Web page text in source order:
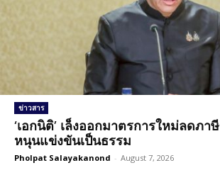
ข่าวสาร
‘เอกนิติ’ เล็งออกมาตรการใหม่ลดภ
หนุนแข่งขันเป็นธรรม
Pholpat Salayakanond - August 7, 2026